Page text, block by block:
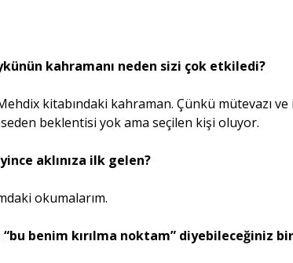
kahramanı neden sizi çok etkiledi?
kitabındaki kahraman. Çünkü mütevazı
beklentisi yok ama seçilen kişi oluyor.
aklınıza ilk gelen?
okumalarım.
“bu benim kırılma noktam” diyebileceğiniz bir